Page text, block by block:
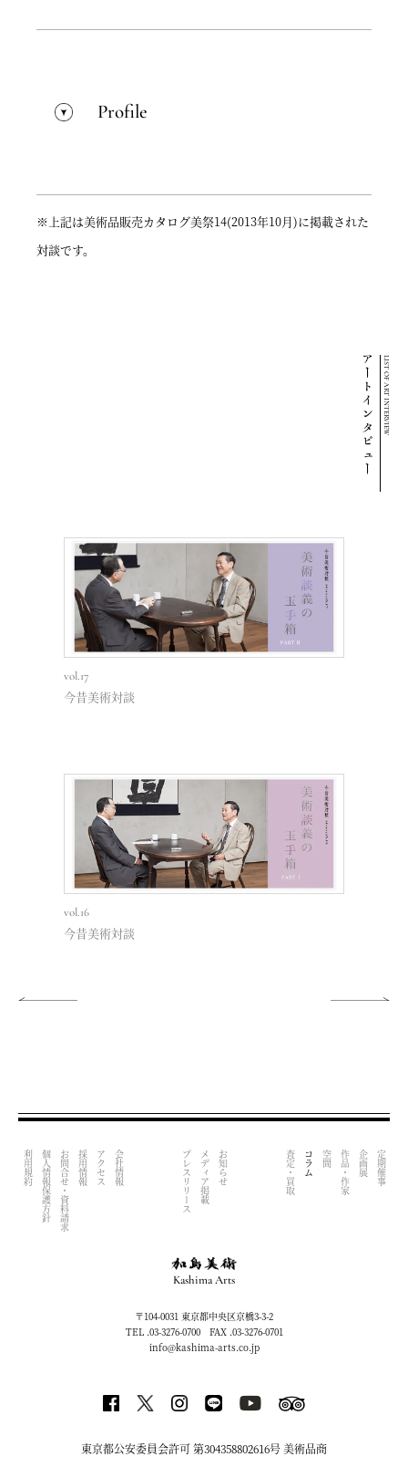
Profile
※上記は美術品販売カタログ美祭14(2013年10月)に掲載された
対談です。
LIST OF ART INTERVIEW
vol.17
今昔美術対談
vol.16
今昔美術対談
定期催事
企画展
作品・作家
空間
コラム
査定・買取
お知らせ
メディア掲載
プレスリリース
会社情報
アクセス
採用情報
お問合せ・資料請求
個人情報保護方針
利用規約
Kashima Arts
〒104-0031 東京都中央区京橋3-3-2
TEL .03-3276-0700 FAX .03-3276-0701
info@kashima-arts.co.jp
東京都公安委員会許可 第304358802616号 美術品商